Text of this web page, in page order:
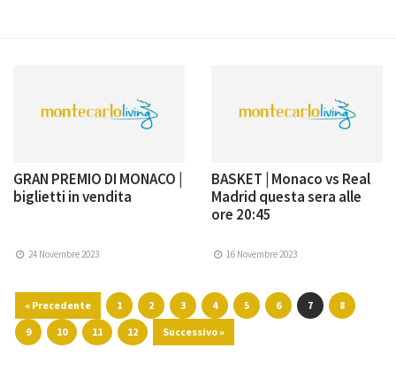
GRAN PREMIO DI MONACO |
biglietti in vendita
24 Novembre 2023
BASKET | Monaco vs Real
Madrid questa sera alle
ore 20:45
16 Novembre 2023
« Precedente 1 2 3 4 5 6 7
8
9
10 11 12 Successivo »